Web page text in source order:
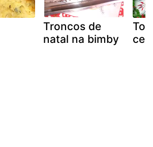
Troncos de
natal na bimby